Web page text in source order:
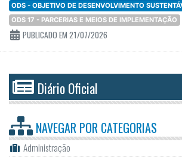
ODS - OBJETIVO DE DESENVOLVIMENTO
ODS 17 - PARCERIAS E MEIOS DE IMPLEMENTAÇÃO
PUBLICADO EM 21/07/2026
Diário Oficial
NAVEGAR POR CATEGORIAS
Administração